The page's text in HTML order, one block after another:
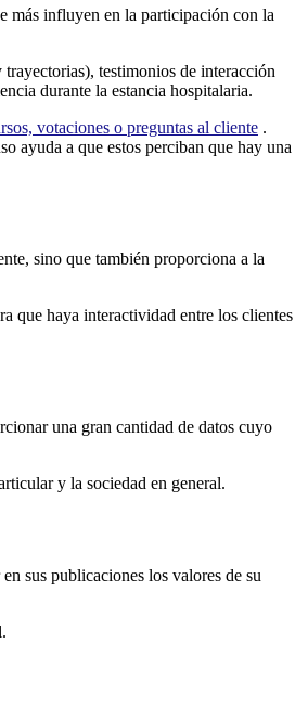
más influyen en la participación con la
testimonios de interacción
durante la estancia hospitalaria.
votaciones o preguntas al cliente .
ayuda a que estos perciban que hay una
sino que también proporciona a la
que haya interactividad entre los clientes
una gran cantidad de datos cuyo
y la sociedad en general.
sus publicaciones los valores de su